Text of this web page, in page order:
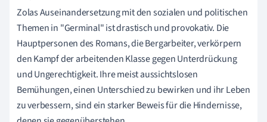
Zolas Auseinandersetzung mit den sozialen und politischen
Themen in "Germinal" ist drastisch und provokativ. Die
Hauptpersonen des Romans, die Bergarbeiter, verkörpern
den Kampf der arbeitenden Klasse gegen Unterdrückung
und Ungerechtigkeit. Ihre meist aussichtslosen
Bemühungen, einen Unterschied zu bewirken und ihr Leben
zu verbessern, sind ein starker Beweis für die Hindernisse,